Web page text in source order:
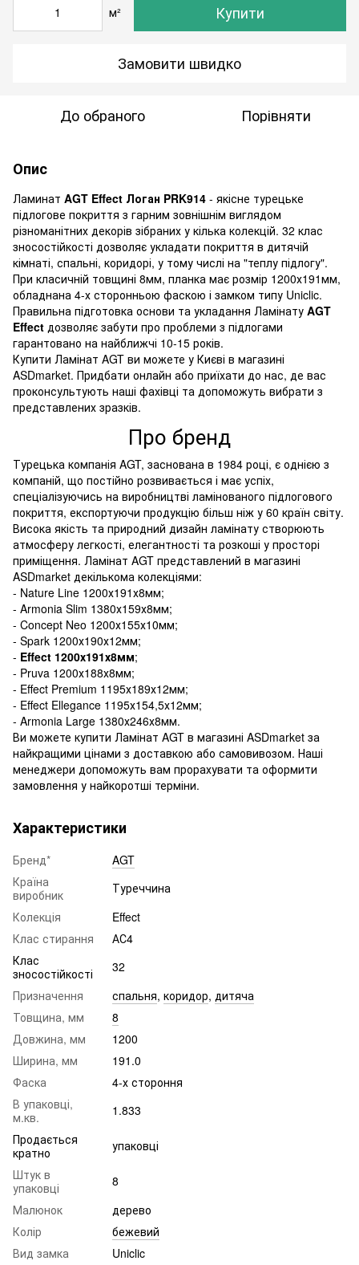
м² Купити
Замовити швидко
До обраного Порівняти
Опис
Ламинат AGT Effect Логан PRK914 - якісне турецьке
підлогове покриття з гарним зовнішнім виглядом
різноманітних декорів зібраних у кілька колекцій. 32 клас
зносостійкості дозволяє укладати покриття в дитячій
кімнаті, спальні, коридорі, у тому числі на "теплу підлогу".
При класичній товщині 8мм, планка має розмір 1200х191мм,
обладнана 4-х сторонньою фаскою і замком типу Uniclic.
Правильна підготовка основи та укладання Ламінату AGT
Effect дозволяє забути про проблеми з підлогами
гарантовано на найближчі 10-15 років.
Купити Ламінат AGT ви можете у Києві в магазині
ASDmarket. Придбати онлайн або приїхати до нас, де вас
проконсультують наші фахівці та допоможуть вибрати з
представлених зразків.
Про бренд
Турецька компанія AGT, заснована в 1984 році, є однією з
компаній, що постійно розвивається і має успіх,
спеціалізуючись на виробництві ламінованого підлогового
покриття, експортуючи продукцію більш ніж у 60 країн світу.
Висока якість та природний дизайн ламінату створюють
атмосферу легкості, елегантності та розкоші у просторі
приміщення. Ламінат AGT представлений в магазині
ASDmarket декількома колекціями:
- Nature Line 1200х191х8мм;
- Armonia Slim 1380х159х8мм;
- Concept Neo 1200х155х10мм;
- Spark 1200х190х12мм;
- Effect 1200х191х8мм;
- Pruva 1200х188х8мм;
- Effect Premium 1195х189х12мм;
- Effect Ellegance 1195х154,5х12мм;
- Armonia Large 1380х246х8мм.
Ви можете купити Ламінат AGT в магазині ASDmarket за
найкращими цінами з доставкою або самовивозом. Наші
менеджери допоможуть вам прорахувати та оформити
замовлення у найкоротші терміни.
Характеристики
Бренд*
AGT
Країна
виробник
Туреччина
Колекція
Effect
Клас стирання
АС4
Клас
зносостійкості
32
Призначення
спальня, коридор, дитяча
Товщина, мм
8
Довжина, мм
1200
Ширина, мм
191.0
Фаска
4-х стороння
В упаковці,
м.кв.
1.833
Продається
кратно
упаковці
Штук в
упаковці
8
Малюнок
дерево
Колір
бежевий
Вид замка
Uniclic